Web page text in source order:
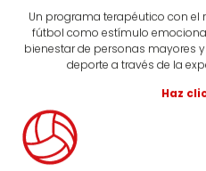
Un programa terapéutico con el
fútbol como estímulo
bienestar de personas mayores
deporte a través de la
Haz